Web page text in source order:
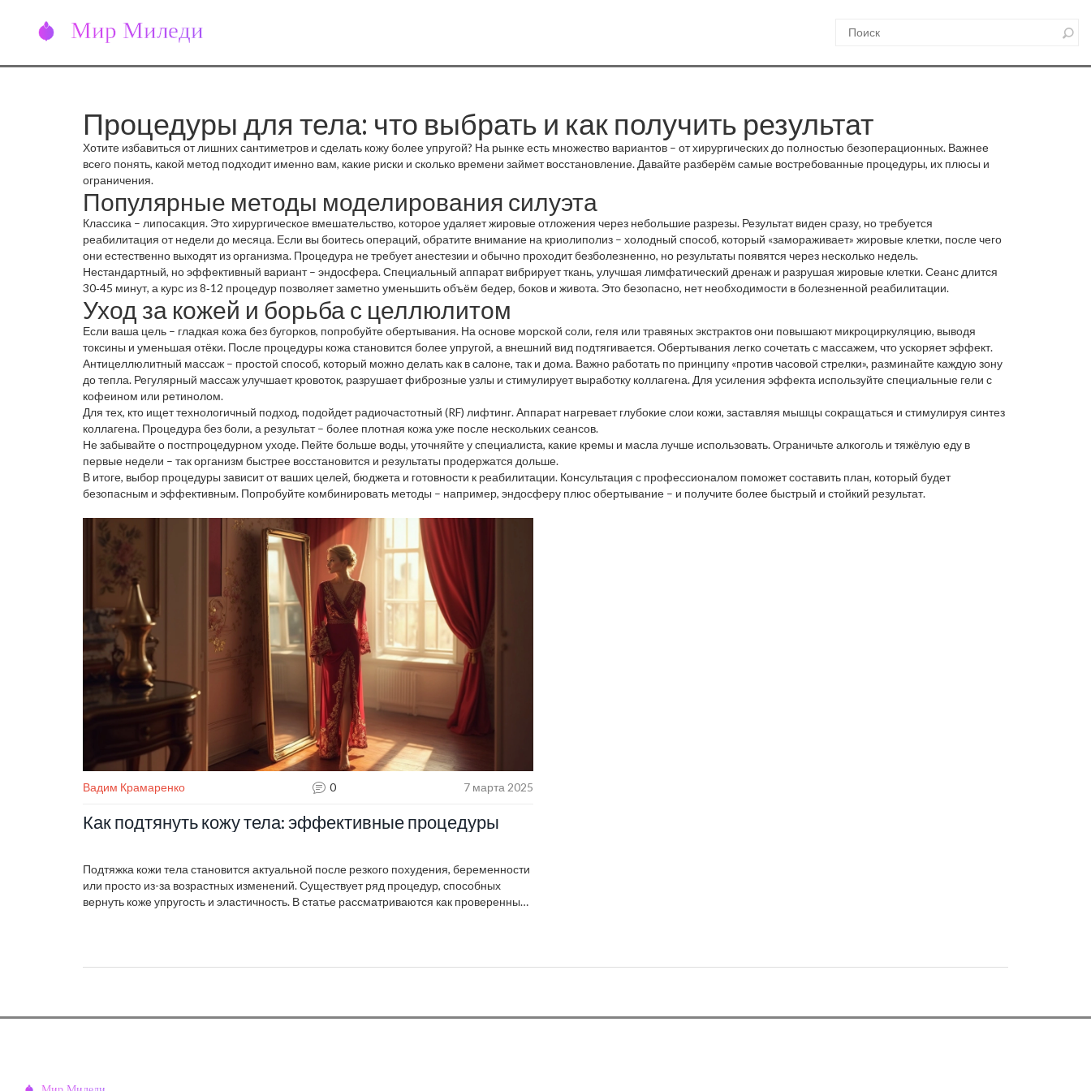
Процедуры для тела: что выбрать и как получить результат
Хотите избавиться от лишних сантиметров и сделать кожу более упругой? На рынке есть множество вариантов – от хирургических до полностью безоперационных. Важнее
всего понять, какой метод подходит именно вам, какие риски и сколько времени займет восстановление. Давайте разберём самые востребованные процедуры, их плюсы и
ограничения.
Популярные методы моделирования силуэта
Классика – липосакция. Это хирургическое вмешательство, которое удаляет жировые отложения через небольшие разрезы. Результат виден сразу, но требуется
реабилитация от недели до месяца. Если вы боитесь операций, обратите внимание на криолиполиз – холодный способ, который «замораживает» жировые клетки, после чего
они естественно выходят из организма. Процедура не требует анестезии и обычно проходит безболезненно, но результаты появятся через несколько недель.
Нестандартный, но эффективный вариант – эндосфера. Специальный аппарат вибрирует ткань, улучшая лимфатический дренаж и разрушая жировые клетки. Сеанс длится
30‑45 минут, а курс из 8‑12 процедур позволяет заметно уменьшить объём бедер, боков и живота. Это безопасно, нет необходимости в болезненной реабилитации.
Уход за кожей и борьба с целлюлитом
Если ваша цель – гладкая кожа без бугорков, попробуйте обертывания. На основе морской соли, геля или травяных экстрактов они повышают микроциркуляцию, выводя
токсины и уменьшая отёки. После процедуры кожа становится более упругой, а внешний вид подтягивается. Обертывания легко сочетать с массажем, что ускоряет эффект.
Антицеллюлитный массаж – простой способ, который можно делать как в салоне, так и дома. Важно работать по принципу «против часовой стрелки», разминайте каждую зону
до тепла. Регулярный массаж улучшает кровоток, разрушает фиброзные узлы и стимулирует выработку коллагена. Для усиления эффекта используйте специальные гели с
кофеином или ретинолом.
Для тех, кто ищет технологичный подход, подойдет радиочастотный (RF) лифтинг. Аппарат нагревает глубокие слои кожи, заставляя мышцы сокращаться и стимулируя синтез
коллагена. Процедура без боли, а результат – более плотная кожа уже после нескольких сеансов.
Не забывайте о постпроцедурном уходе. Пейте больше воды, уточняйте у специалиста, какие кремы и масла лучше использовать. Ограничьте алкоголь и тяжёлую еду в
первые недели – так организм быстрее восстановится и результаты продержатся дольше.
В итоге, выбор процедуры зависит от ваших целей, бюджета и готовности к реабилитации. Консультация с профессионалом поможет составить план, который будет
безопасным и эффективным. Попробуйте комбинировать методы – например, эндосферу плюс обертывание – и получите более быстрый и стойкий результат.
Вадим Крамаренко 0 7 марта 2025
Как подтянуть кожу тела: эффективные процедуры
Подтяжка кожи тела становится актуальной после резкого похудения, беременности
или просто из-за возрастных изменений. Существует ряд процедур, способных
вернуть коже упругость и эластичность. В статье рассматриваются как проверенные